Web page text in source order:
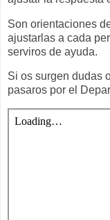
Son orientaciones
ajustarlas a cada
serviros de ayuda.
Si os surgen dudas
pasaros por el